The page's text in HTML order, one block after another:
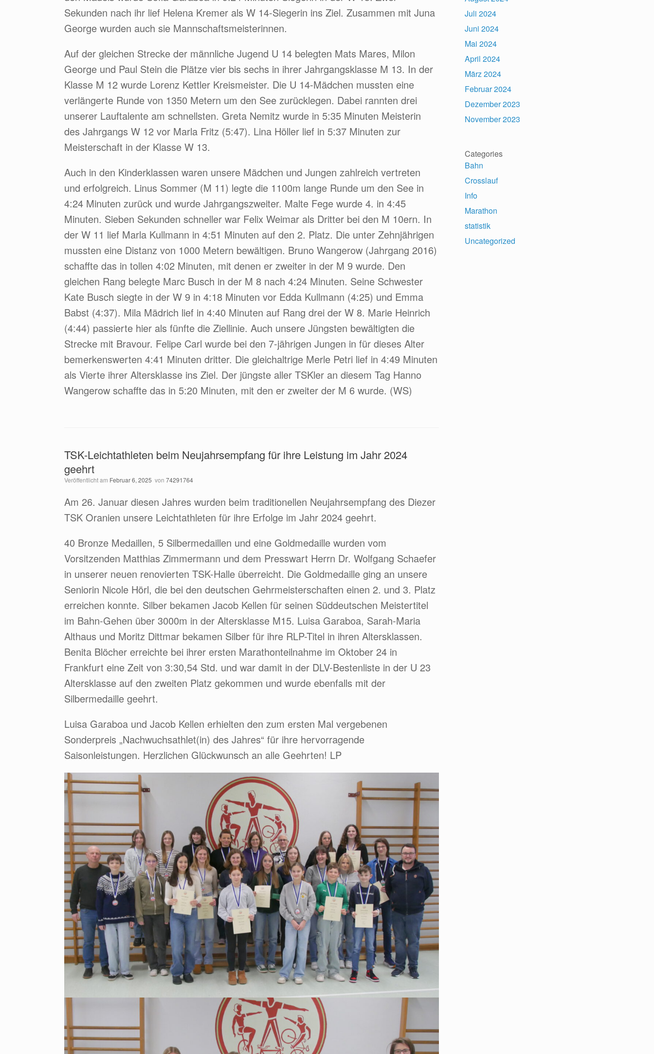
Sekunden nach ihr lief Helena Kremer als W 14-Siegerin ins Ziel. Zusammen mit Juna
George wurden auch sie Mannschaftsmeisterinnen.
Auf der gleichen Strecke der männliche Jugend U 14 belegten Mats Mares, Milon
George und Paul Stein die Plätze vier bis sechs in ihrer Jahrgangsklasse M 13. In der
Klasse M 12 wurde Lorenz Kettler Kreismeister. Die U 14-Mädchen mussten eine
verlängerte Runde von 1350 Metern um den See zurücklegen. Dabei rannten drei
unserer Lauftalente am schnellsten. Greta Nemitz wurde in 5:35 Minuten Meisterin
des Jahrgangs W 12 vor Marla Fritz (5:47). Lina Höller lief in 5:37 Minuten zur
Meisterschaft in der Klasse W 13.
Auch in den Kinderklassen waren unsere Mädchen und Jungen zahlreich vertreten
und erfolgreich. Linus Sommer (M 11) legte die 1100m lange Runde um den See in
4:24 Minuten zurück und wurde Jahrgangszweiter. Malte Fege wurde 4. in 4:45
Minuten. Sieben Sekunden schneller war Felix Weimar als Dritter bei den M 10ern. In
der W 11 lief Marla Kullmann in 4:51 Minuten auf den 2. Platz. Die unter Zehnjährigen
mussten eine Distanz von 1000 Metern bewältigen. Bruno Wangerow (Jahrgang 2016)
schaffte das in tollen 4:02 Minuten, mit denen er zweiter in der M 9 wurde. Den
gleichen Rang belegte Marc Busch in der M 8 nach 4:24 Minuten. Seine Schwester
Kate Busch siegte in der W 9 in 4:18 Minuten vor Edda Kullmann (4:25) und Emma
Babst (4:37). Mila Mädrich lief in 4:40 Minuten auf Rang drei der W 8. Marie Heinrich
(4:44) passierte hier als fünfte die Ziellinie. Auch unsere Jüngsten bewältigten die
Strecke mit Bravour. Felipe Carl wurde bei den 7-jährigen Jungen in für dieses Alter
bemerkenswerten 4:41 Minuten dritter. Die gleichaltrige Merle Petri lief in 4:49 Minuten
als Vierte ihrer Altersklasse ins Ziel. Der jüngste aller TSKler an diesem Tag Hanno
Wangerow schaffte das in 5:20 Minuten, mit den er zweiter der M 6 wurde. (WS)
TSK-Leichtathleten beim Neujahrsempfang für ihre Leistung im Jahr 2024
geehrt
Veröffentlicht am Februar 6, 2025 von 74291764
Am 26. Januar diesen Jahres wurden beim traditionellen Neujahrsempfang des Diezer
TSK Oranien unsere Leichtathleten für ihre Erfolge im Jahr 2024 geehrt.
40 Bronze Medaillen, 5 Silbermedaillen und eine Goldmedaille wurden vom
Vorsitzenden Matthias Zimmermann und dem Presswart Herrn Dr. Wolfgang Schaefer
in unserer neuen renovierten TSK-Halle überreicht. Die Goldmedaille ging an unsere
Seniorin Nicole Hörl, die bei den deutschen Gehrmeisterschaften einen 2. und 3. Platz
erreichen konnte. Silber bekamen Jacob Kellen für seinen Süddeutschen Meistertitel
im Bahn-Gehen über 3000m in der Altersklasse M15. Luisa Garaboa, Sarah-Maria
Althaus und Moritz Dittmar bekamen Silber für ihre RLP-Titel in ihren Altersklassen.
Benita Blöcher erreichte bei ihrer ersten Marathonteilnahme im Oktober 24 in
Frankfurt eine Zeit von 3:30,54 Std. und war damit in der DLV-Bestenliste in der U 23
Altersklasse auf den zweiten Platz gekommen und wurde ebenfalls mit der
Silbermedaille geehrt.
Luisa Garaboa und Jacob Kellen erhielten den zum ersten Mal vergebenen
Sonderpreis „Nachwuchsathlet(in) des Jahres“ für ihre hervorragende
Saisonleistungen. Herzlichen Glückwunsch an alle Geehrten! LP
Juli 2024
Juni 2024
Mai 2024
April 2024
März 2024
Februar 2024
Dezember 2023
November 2023
Categories
Bahn
Crosslauf
Info
Marathon
statistik
Uncategorized